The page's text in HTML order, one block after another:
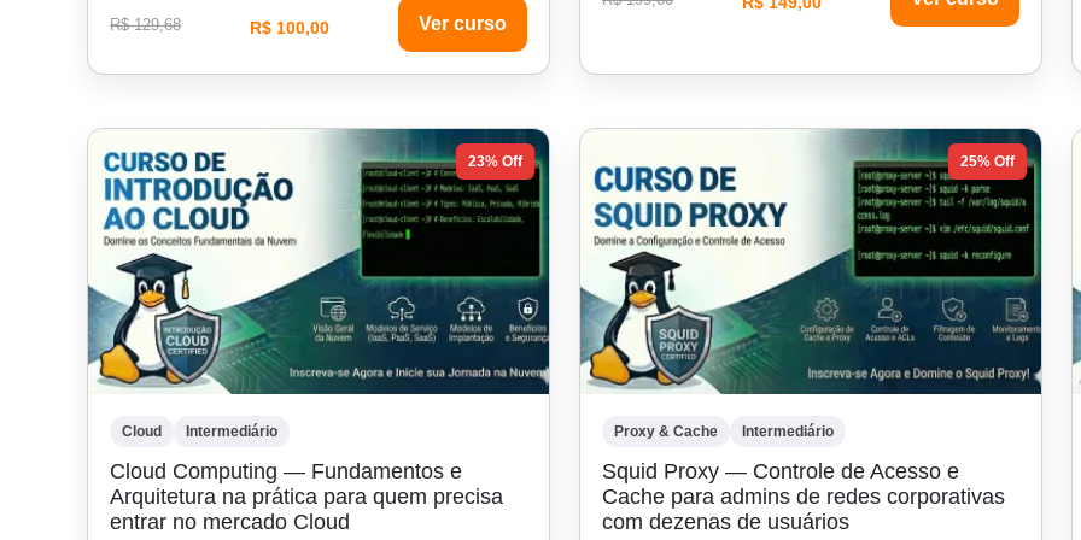
R$ 129,68 R$ 100,00 Ver curso
23% Off
Cloud Intermediário
Cloud Computing — Fundamentos e
Arquitetura na prática para quem precisa
entrar no mercado Cloud
25% Off
Proxy & Cache Intermediário
Squid Proxy — Controle de Acesso e
Cache para admins de redes corporativas
com dezenas de usuários